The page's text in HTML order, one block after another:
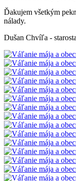
Ďakujem všetkým
nálady.
Dušan Chvíľa - starosta